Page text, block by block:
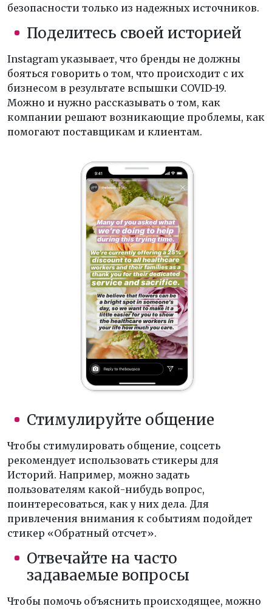
безопасности только из надежных источников.
Поделитесь своей историей
Instagram указывает, что бренды не должны
бояться говорить о том, что происходит с их
бизнесом в результате вспышки COVID-19.
Можно и нужно рассказывать о том, как
компании решают возникающие проблемы, как
помогают поставщикам и клиентам.
Стимулируйте общение
Чтобы стимулировать общение, соцсеть
рекомендует использовать стикеры для
Историй. Например, можно задать
пользователям какой-нибудь вопрос,
поинтересоваться, как у них дела. Для
привлечения внимания к событиям подойдет
стикер «Обратный отсчет».
Отвечайте на часто
задаваемые вопросы
Чтобы помочь объяснить происходящее, можно